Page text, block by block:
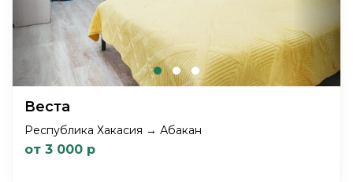
Веста
Республика Хакасия → Абакан
от 3 000 р